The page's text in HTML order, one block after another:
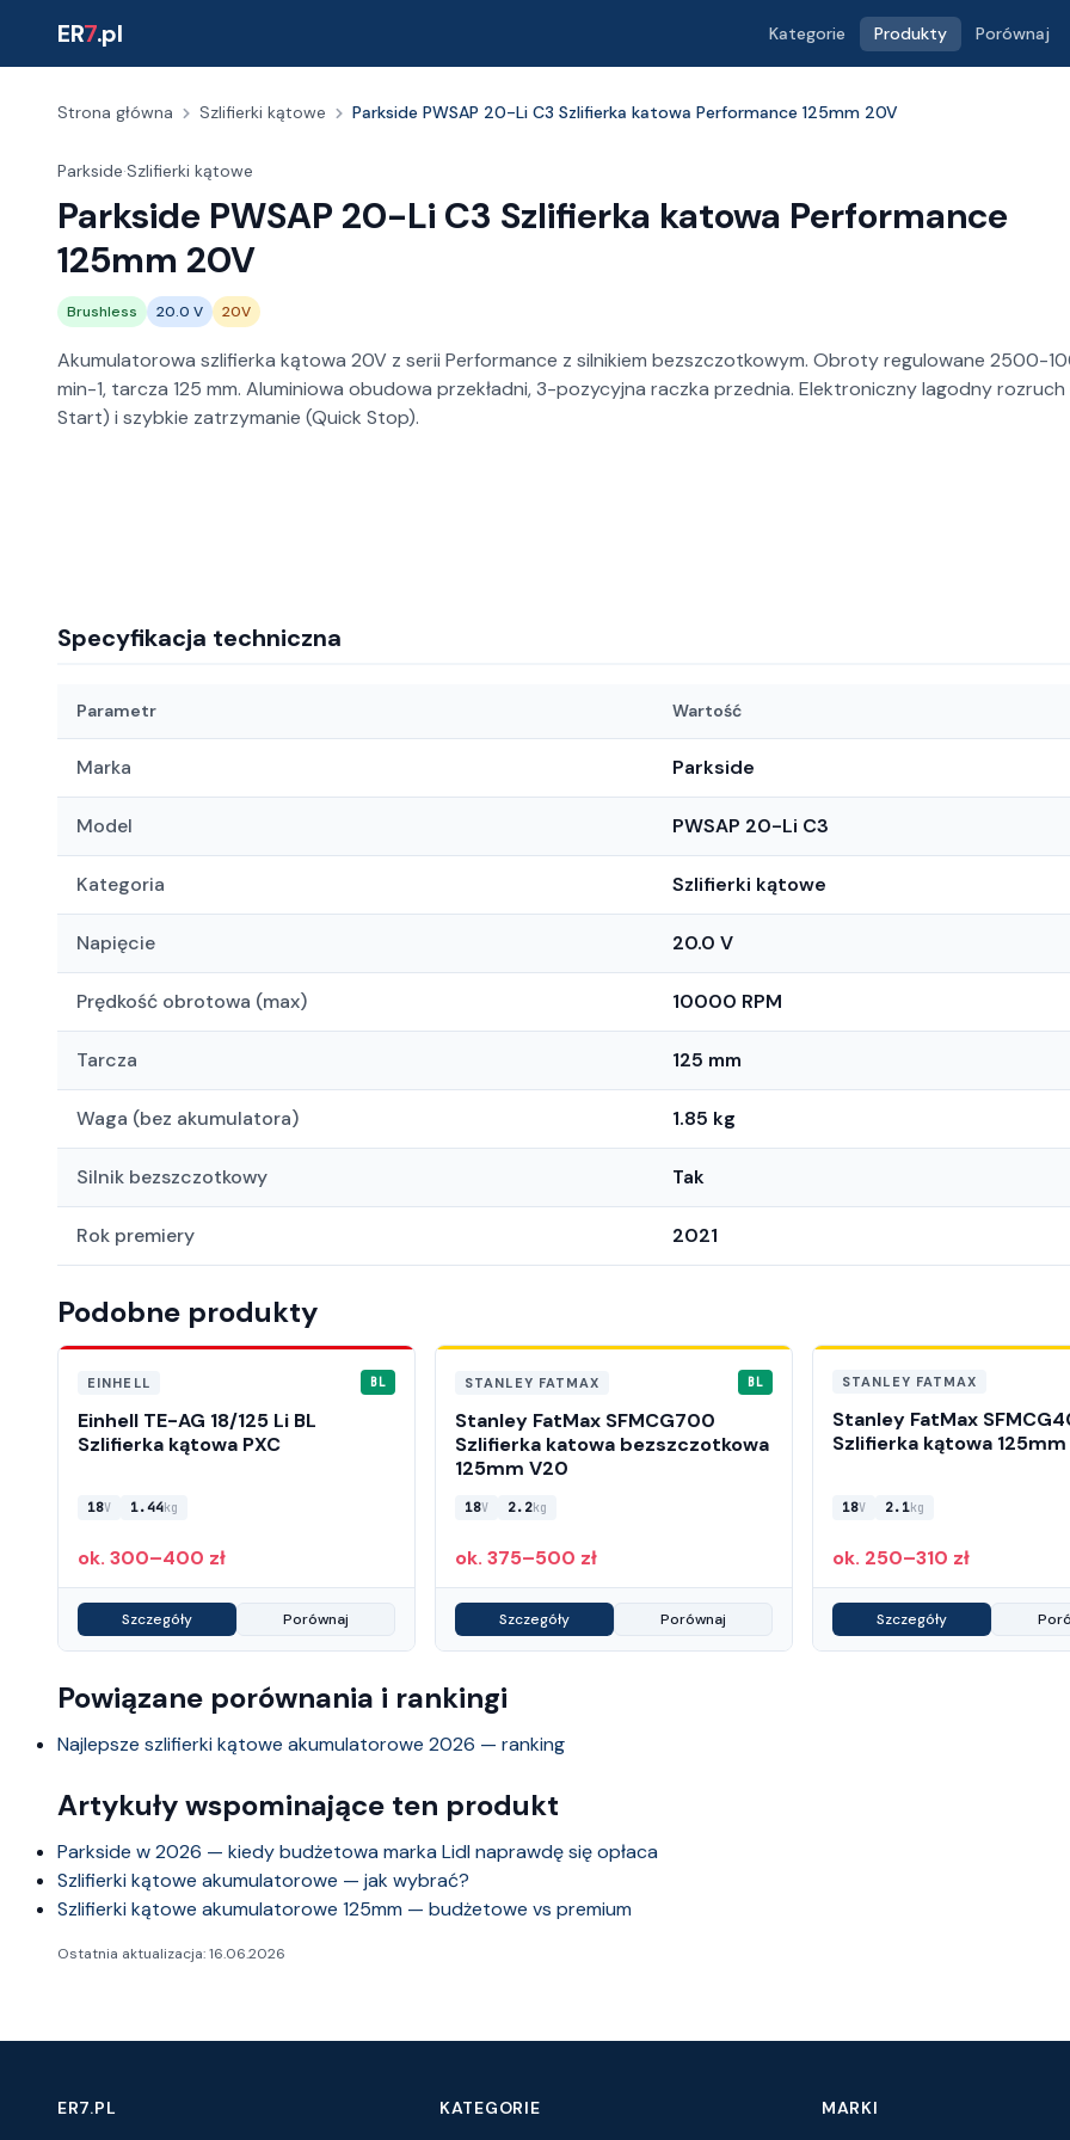
ER7.pl Kategorie Produkty Porównaj
Strona główna Szlifierki kątowe Parkside PWSAP 20-Li C3 Szlifierka katowa Performance 125mm 20V
Parkside·Szlifierki kątowe
Parkside PWSAP 20-Li C3 Szlifierka katowa Performance
125mm 20V
Brushless 20.0 V 20V
Akumulatorowa szlifierka kątowa 20V z serii Performance z silnikiem bezszczotkowym. Obroty regulowane 2500-
min-1, tarcza 125 mm. Aluminiowa obudowa przekładni, 3-pozycyjna raczka przednia. Elektroniczny lagodny
Start) i szybkie zatrzymanie (Quick Stop).
Specyfikacja techniczna
Parametr Wartość
Marka Parkside
Model PWSAP 20-Li C3
Kategoria Szlifierki kątowe
Napięcie 20.0 V
Prędkość obrotowa (max) 10000 RPM
Tarcza 125 mm
Waga (bez akumulatora) 1.85 kg
Silnik bezszczotkowy Tak
Rok premiery 2021
Podobne produkty
EINHELL BL
Einhell TE-AG 18/125 Li BL
Szlifierka kątowa PXC
18V 1.44kg
ok. 300–400 zł
Szczegóły Porównaj
STANLEY FATMAX BL
Stanley FatMax SFMCG700
Szlifierka katowa bezszczotkowa
125mm V20
18V 2.2kg
ok. 375–500 zł
Szczegóły Porównaj
STANLEY FATMAX
Stanley FatMax
Szlifierka kątowa
18V 2.1kg
ok. 250–310 zł
Szczegóły
Powiązane porównania i rankingi
Najlepsze szlifierki kątowe akumulatorowe 2026 — ranking
Artykuły wspominające ten produkt
Parkside w 2026 — kiedy budżetowa marka Lidl naprawdę się opłaca
Szlifierki kątowe akumulatorowe — jak wybrać?
Szlifierki kątowe akumulatorowe 125mm — budżetowe vs premium
Ostatnia aktualizacja: 16.06.2026
ER7.PL
KATEGORIE MARKI